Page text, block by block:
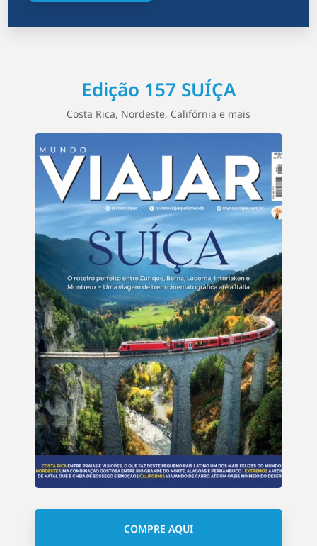
Edição 157 SUÍÇA
Costa Rica, Nordeste, Califórnia e mais
COMPRE AQUI